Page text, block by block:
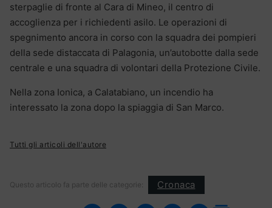
sterpaglie di fronte al Cara di Mineo, il centro di
accoglienza per i richiedenti asilo. Le operazioni di
spegnimento ancora in corso con la squadra dei pompieri
della sede distaccata di Palagonia, un’autobotte dalla sede
centrale e una squadra di volontari della Protezione Civile.
Nella zona Ionica, a Calatabiano, un incendio ha
interessato la zona dopo la spiaggia di San Marco.
Tutti gli articoli dell'autore
Questo articolo fa parte delle categorie: Cronaca